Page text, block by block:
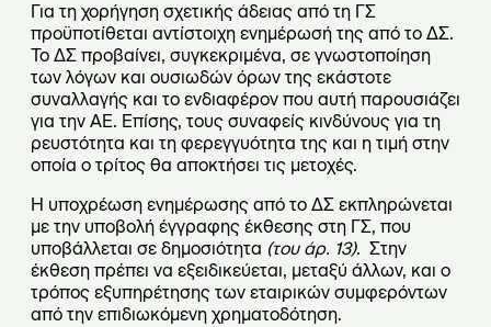
Για τη χορήγηση σχετικής άδειας από τη ΓΣ
προϋποτίθεται αντίστοιχη ενημέρωσή της από το ΔΣ.
Το ΔΣ προβαίνει, συγκεκριμένα, σε γνωστοποίηση
των λόγων και ουσιωδών όρων της εκάστοτε
συναλλαγής και το ενδιαφέρον που αυτή παρουσιάζει
για την ΑΕ. Επίσης, τους συναφείς κινδύνους για τη
ρευστότητα και τη φερεγγυότητα της και η τιμή στην
οποία ο τρίτος θα αποκτήσει τις μετοχές.
Η υποχρέωση ενημέρωσης από το ΔΣ εκπληρώνεται
με την υποβολή έγγραφης έκθεσης στη ΓΣ, που
υποβάλλεται σε δημοσιότητα (του άρ. 13). Στην
έκθεση πρέπει να εξειδικεύεται, μεταξύ άλλων, και ο
τρόπος εξυπηρέτησης των εταιρικών συμφερόντων
από την επιδιωκόμενη χρηματοδότηση.